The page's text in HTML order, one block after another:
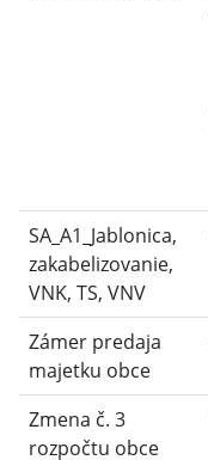
SA_A1_Jablonica,
zakabelizovanie,
VNK, TS, VNV
Zámer predaja
majetku obce
Zmena č. 3
rozpočtu obce